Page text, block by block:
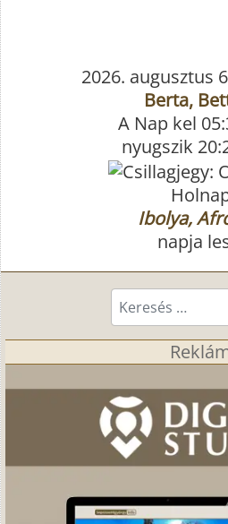
2026. augusztus
Berta,
A Nap kel
nyugszik
Ibolya,
napja
Keresés...